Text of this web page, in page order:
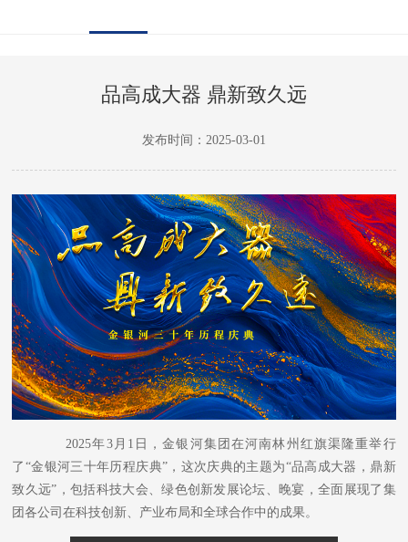
品高成大器 鼎新致久远
发布时间：2025-03-01
2025年3月1日，金银河集团在河南林州红旗渠隆重举行
了“金银河三十年历程庆典”，这次庆典的主题为“品高成大器，鼎新
致久远”，包括科技大会、绿色创新发展论坛、晚宴，全面展现了集
团各公司在科技创新、产业布局和全球合作中的成果。